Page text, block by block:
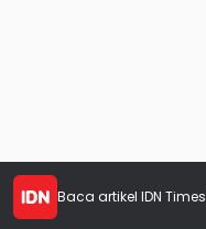
Baca artikel IDN Times